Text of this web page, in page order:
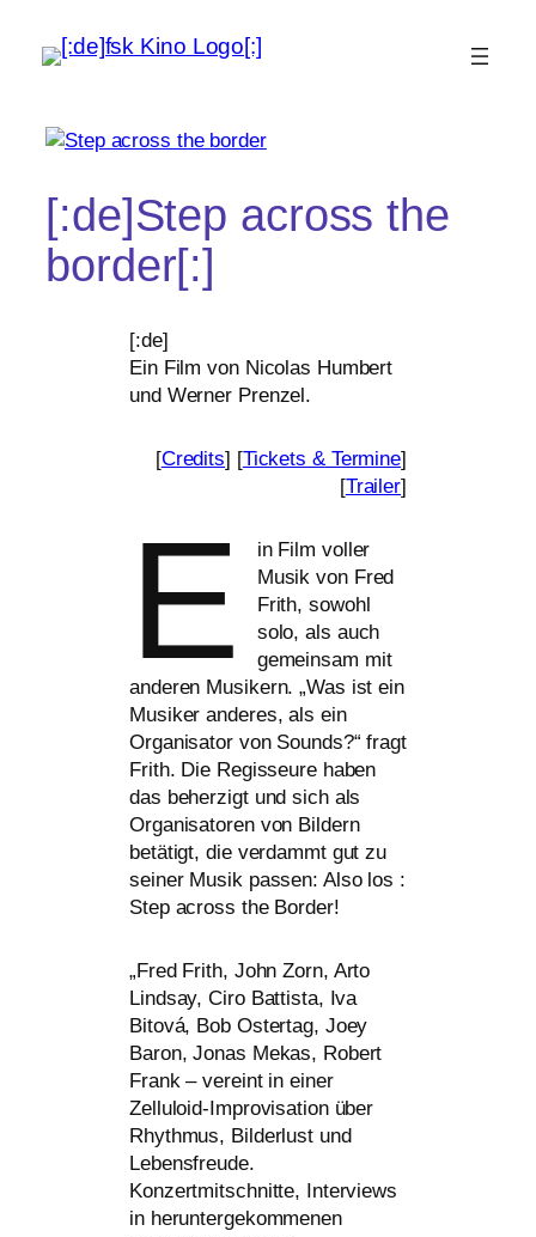
[:de]Step across the
border[:]
[:de]
Ein Film von Nicolas Humbert
und Werner Prenzel.
[Credits] [Tickets &Termine]
[Trailer]
E
in Film vol­ler
Musik von Fred
Frith, sowohl
solo, als auch
gemein­sam mit
ande­ren Musikern. „Was ist ein
Musiker ande­res, als ein
Organisator von Sounds?“ fragt
Frith. Die Regisseure haben
das beher­zigt und sich als
Organisatoren von Bildern
betä­tigt, die ver­dammt gut zu
sei­ner Musik pas­sen: Also los :
Step across the Border!
„Fred Frith, John Zorn, Arto
Lindsay, Ciro Battista, Iva
Bitová, Bob Ostertag, Joey
Baron, Jonas Mekas, Robert
Frank – ver­eint in einer
Zelluloid-Improvisation über
Rhythmus, Bilderlust und
Lebensfreude.
Konzertmitschnitte, Interviews
in her­un­ter­ge­kom­me­nen